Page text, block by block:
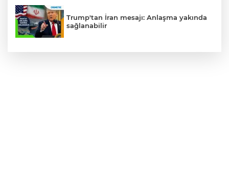
Trump'tan İran mesajı: Anlaşma yakında
sağlanabilir